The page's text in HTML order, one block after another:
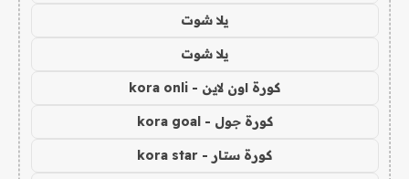
يلا شوت
يلا شوت
كورة اون لاين - kora onli
كورة جول - kora goal
كورة ستار - kora star